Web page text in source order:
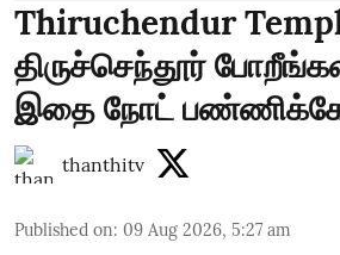
Thiruchendur
திருச்செந்தூர்
இதை நோட்
thanthitv
Published on: 09 Aug 2026, 5:27 am